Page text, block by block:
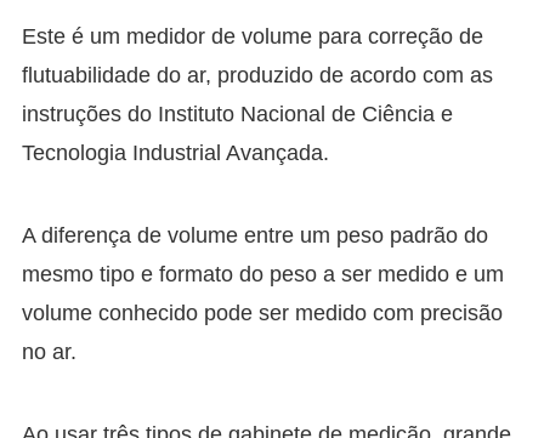
Este é um medidor de volume para correção de
flutuabilidade do ar, produzido de acordo com as
instruções do Instituto Nacional de Ciência e
Tecnologia Industrial Avançada.
A diferença de volume entre um peso padrão do
mesmo tipo e formato do peso a ser medido e um
volume conhecido pode ser medido com precisão
no ar.